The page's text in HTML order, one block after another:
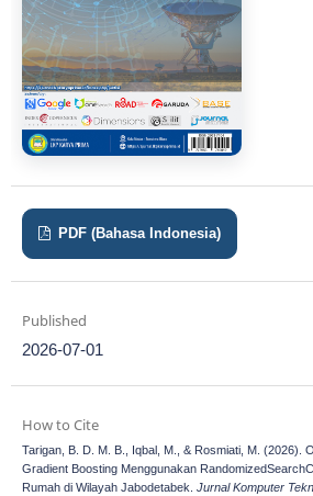
PDF (Bahasa Indonesia)
Published
2026-07-01
How to Cite
Tarigan, B. D. M. B., Iqbal, M., & Rosmiati, M. (2026).
Gradient Boosting Menggunakan
Rumah di Wilayah Jabodetabek. Jurnal Komputer